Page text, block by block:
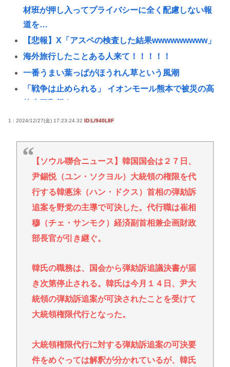
材班が押し入ってプライバシーに全く配慮しない報
道を…
【悲報】X「アスペの検査した結果wwwwwwwww」
海外旅行したことある人来て！！！！！
一番うまい葉っぱがほうれん草という風潮
「戦争は止められる」 イオンモール熊本で被災の高
【悲報】大阪の花火大会、民度がガチでレベチwww
アガリの模様www
【画像】大阪の花火大会、民度がレベチ
ADHD/ASDのケンモメンはどーやって「ドーパミ
ン」出してる？？助けて…
お前らが大排気量の車に乗らない理由www
みいちゃんと山田さんって何で急に叩かれだした
の？
Powered by livedoor 相互RSS
1 : 2024/12/27(金) 17:23:24.32 ID:L/940L8F
【ソウル聯合ニュース】韓国国会は２７日、
尹錫悦（ユン・ソクヨル）大統領の権限を代
行する韓悳洙（ハン・ドクス）首相の弾劾訴
追案を野党の主導で可決した。代行職は崔相
穆（チェ・サンモク）経済副首相兼企画財政
部長官が引き継ぐ。
韓氏の職務は、国会から弾劾訴追議決書が届
き次第停止される。韓氏は今月１４日、尹大
統領の弾劾訴追案が可決されたことを受けて
大統領権限代行となった。
大統領権限代行に対する弾劾訴追案の可決要
件をめぐっては解釈が分かれているが、韓氏